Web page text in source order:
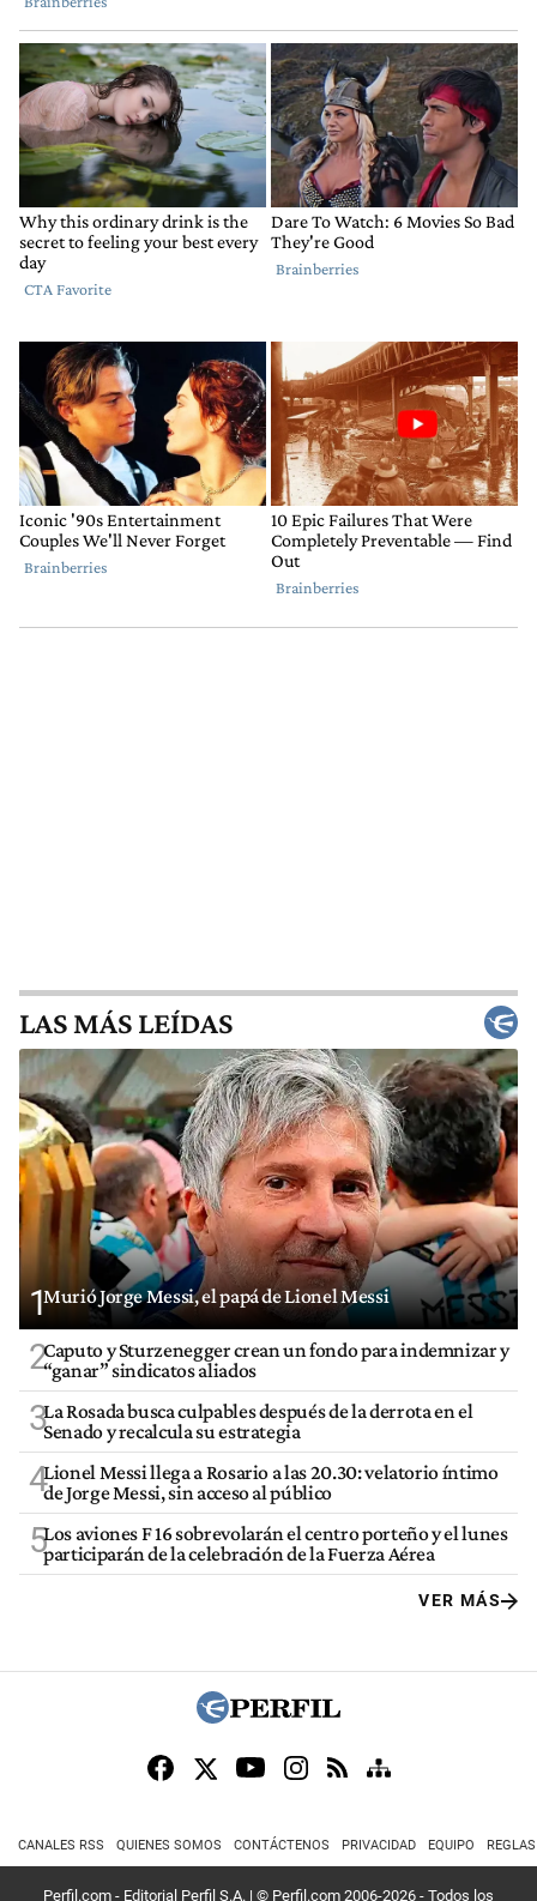
LAS MÁS LEÍDAS
1Murió Jorge Messi, el papá de Lionel Messi
2Caputo y Sturzenegger crean un fondo para indemnizar y
“ganar” sindicatos aliados
3La Rosada busca culpables después de la derrota en el
Senado y recalcula su estrategia
4Lionel Messi llega a Rosario a las 20.30: velatorio íntimo
de Jorge Messi, sin acceso al público
5Los aviones F 16 sobrevolarán el centro porteño y el lunes
participarán de la celebración de la Fuerza Aérea
VER MÁS
CANALES RSS QUIENES SOMOS CONTÁCTENOS PRIVACIDAD EQUIPO
Perfil.com - Editorial Perfil S.A. | © Perfil.com 2006-2026 - Todos los